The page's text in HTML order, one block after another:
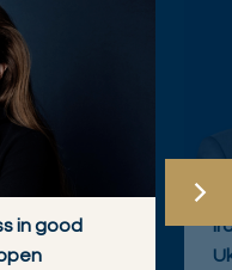
in good